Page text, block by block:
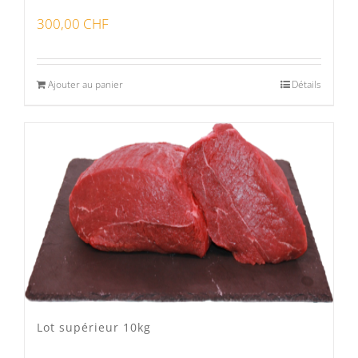
300,00 CHF
Ajouter au panier Détails
Lot supérieur 10kg